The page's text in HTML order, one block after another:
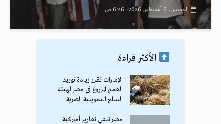
الخميس، 6 أغسطس 2026، 6:46 ص
الأكثر قراءة
الإمارات تقرر زيادة توريد
القمح المزروع في مصر لهيئة
السلع التموينية المصرية
مصر تنفي تقارير أميركية